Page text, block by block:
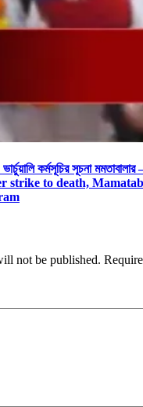
কর্মসূচির সূচনা
strike to death,
not be published.